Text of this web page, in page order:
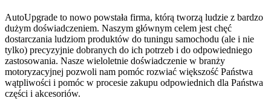
AutoUpgrade to nowo powstała firma, którą tworzą ludzie z bardzo
dużym doświadczeniem. Naszym głównym celem jest chęć
dostarczania ludziom produktów do tuningu samochodu (ale i nie
tylko) precyzyjnie dobranych do ich potrzeb i do odpowiedniego
zastosowania. Nasze wieloletnie doświadczenie w branży
motoryzacyjnej pozwoli nam pomóc rozwiać większość Państwa
wątpliwości i pomóc w procesie zakupu odpowiednich dla Państwa
części i akcesoriów.